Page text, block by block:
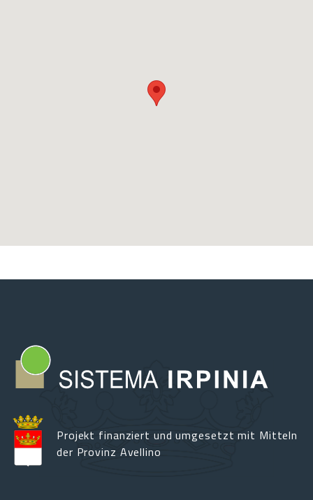
Projekt finanziert und umgesetzt mit Mitteln
der Provinz Avellino